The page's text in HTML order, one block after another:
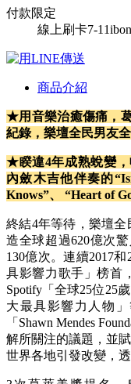
付款限定
線上刷卡7-
商品介紹
★用音樂治癒傷痛，
紀錄，樂壇全民男友
★睽違4年成熟蛻變，
內斂木吉他伴奏的
Knows”、 “Heart of
終結4年等待，樂壇全
造全球超過620億次
130億次。連續2017
具影響力歌手」榜首
Spotify「全球25位25
大最具影響力人物」
「Shawn Mendes
解所關注的議題，並
世界各地引發改變，